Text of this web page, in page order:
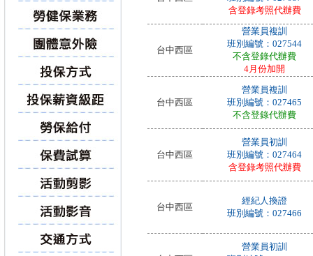
含登錄考照代辦費
台中西區
營業員複訓
班別編號：027544
不含登錄代辦費
4月份加開
台中西區
營業員複訓
班別編號：027465
不含登錄代辦費
台中西區
營業員初訓
班別編號：027464
含登錄考照代辦費
台中西區
經紀人換證
班別編號：027466
營業員初訓